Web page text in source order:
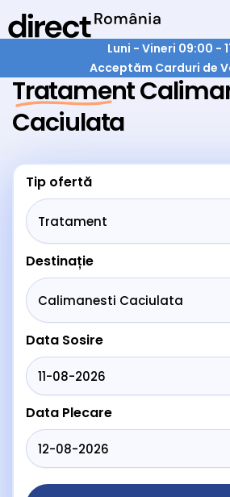
Luni - Vineri 09:00 -
Acceptăm Carduri de
Tratament
Caciulata
Tip ofertă
Destinație
Data Sosire
Data Plecare